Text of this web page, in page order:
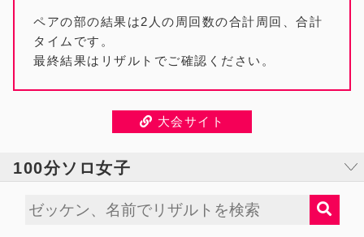
ペアの部の結果は2人の周回数の合計周回、合計
タイムです。
最終結果はリザルトでご確認ください。
大会サイト
100分ソロ女子